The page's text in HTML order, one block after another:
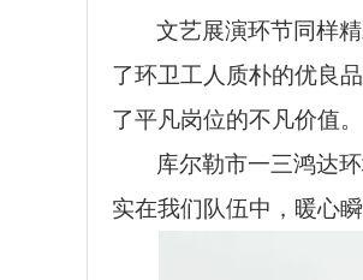
文艺展演环节同样
了环卫工人质朴的优良
了平凡岗位的不凡价值。
库尔勒市一三鸿达
实在我们队伍中，暖心